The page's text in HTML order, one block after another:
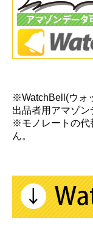
※WatchBell(ウォ
出品者用アマゾン
※モノレートの代
ん。